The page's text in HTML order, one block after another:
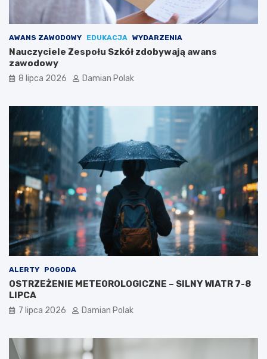
AWANS ZAWODOWY EDUKACJA WYDARZENIA
Nauczyciele Zespołu Szkół zdobywają awans
zawodowy
8 lipca 2026 Damian Polak
ALERTY POGODA
OSTRZEŻENIE METEOROLOGICZNE – SILNY WIATR 7-8
LIPCA
7 lipca 2026 Damian Polak